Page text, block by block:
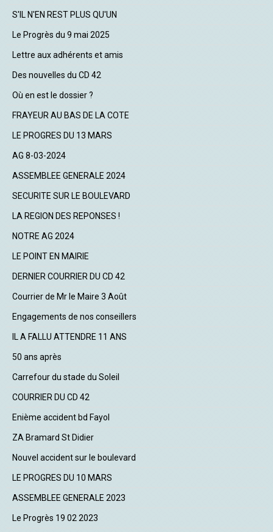
S'IL N'EN REST PLUS QU'UN
Le Progrès du 9 mai 2025
Lettre aux adhérents et amis
Des nouvelles du CD 42
Où en est le dossier ?
FRAYEUR AU BAS DE LA COTE
LE PROGRES DU 13 MARS
AG 8-03-2024
ASSEMBLEE GENERALE 2024
SECURITE SUR LE BOULEVARD
LA REGION DES REPONSES !
NOTRE AG 2024
LE POINT EN MAIRIE
DERNIER COURRIER DU CD 42
Courrier de Mr le Maire 3 Août
Engagements de nos conseillers
IL A FALLU ATTENDRE 11 ANS
50 ans après
Carrefour du stade du Soleil
COURRIER DU CD 42
Enième accident bd Fayol
ZA Bramard St Didier
Nouvel accident sur le boulevard
LE PROGRES DU 10 MARS
ASSEMBLEE GENERALE 2023
Le Progrès 19 02 2023